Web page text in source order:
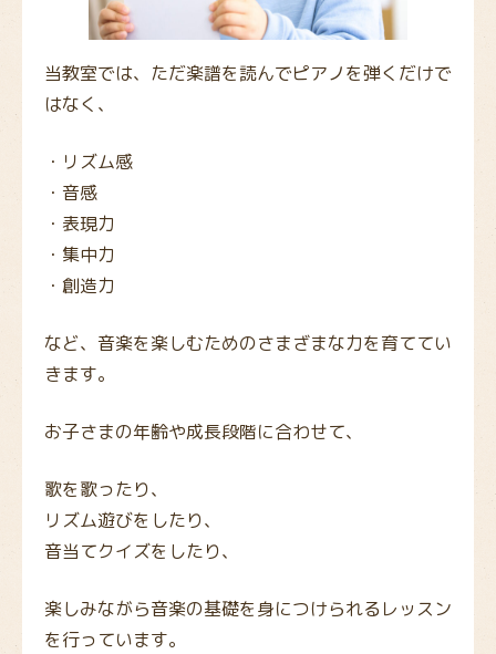
当教室では、ただ楽譜を読んでピアノを弾くだけで
はなく、
・リズム感
・音感
・表現力
・集中力
・創造力
など、音楽を楽しむためのさまざまな力を育ててい
きます。
お子さまの年齢や成長段階に合わせて、
歌を歌ったり、
リズム遊びをしたり、
音当てクイズをしたり、
楽しみながら音楽の基礎を身につけられるレッスン
を行っています。